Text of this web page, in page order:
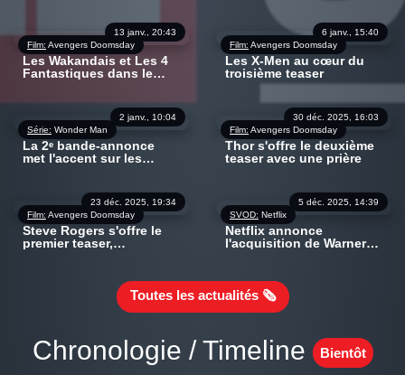
Film: Avengers Doomsday
13 janv., 20:43
Les Wakandais et Les 4
Fantastiques dans le
Film: Avengers Doomsday
6 janv., 15:40
Les X-Men au cœur du
troisième teaser
Série: Wonder Man
2 janv., 10:04
La 2ᵉ bande-annonce
met l'accent sur les
Film: Avengers Doomsday
30 déc. 2025, 16:03
Thor s'offre le deuxième
teaser avec une prière
Film: Avengers Doomsday
23 déc. 2025, 19:34
Steve Rogers s'offre le
premier teaser,
SVOD: Netflix
5 déc. 2025, 14:39
Netflix annonce
l'acquisition de Warner
Discovery Global
Toutes les actualités 🗞
Chronologie / Timeline Bientôt